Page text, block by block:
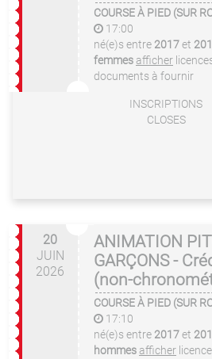
COURSE À PIED (SUR
17:00
né(e)s entre 2017et
femmesafficher
documents à fournir
INSCRIPTIONS
CLOSES
20
JUIN
2026
ANIMATION
GARÇONS -
(non-
COURSE À PIED (SUR
17:10
né(e)s entre 2017et
hommesafficher